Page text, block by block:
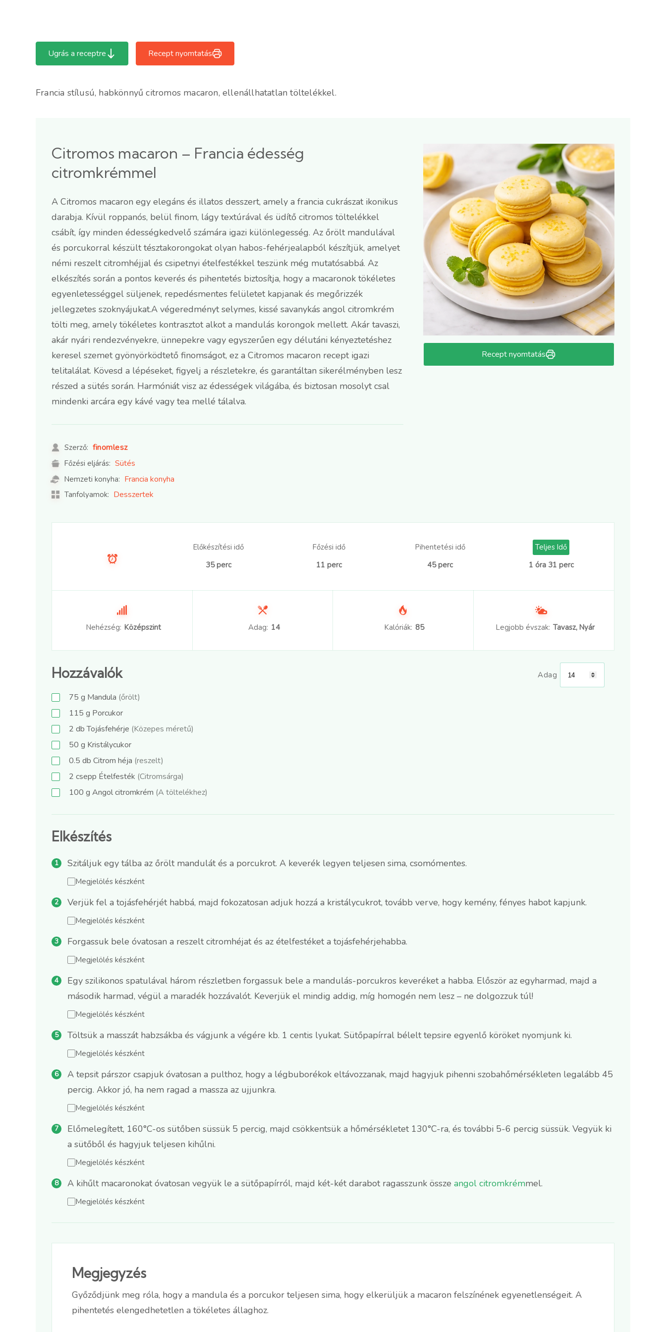
Ugrás a receptre Recept nyomtatás
Francia stílusú, habkönnyű citromos macaron, ellenállhatatlan töltelékkel.
Citromos macaron – Francia édesség
citromkrémmel
A Citromos macaron egy elegáns és illatos desszert, amely a francia cukrászat ikonikus
darabja. Kívül roppanós, belül finom, lágy textúrával és üdítő citromos töltelékkel
csábít, így minden édességkedvelő számára igazi különlegesség. Az őrölt mandulával
és porcukorral készült tésztakorongokat olyan habos-fehérjealapból készítjük, amelyet
némi reszelt citromhéjjal és csipetnyi ételfestékkel teszünk még mutatósabbá. Az
elkészítés során a pontos keverés és pihentetés biztosítja, hogy a macaronok tökéletes
egyenletességgel süljenek, repedésmentes felületet kapjanak és megőrizzék
jellegzetes szoknyájukat.A végeredményt selymes, kissé savanykás angol citromkrém
tölti meg, amely tökéletes kontrasztot alkot a mandulás korongok mellett. Akár tavaszi,
akár nyári rendezvényekre, ünnepekre vagy egyszerűen egy délutáni kényeztetéshez
keresel szemet gyönyörködtető finomságot, ez a Citromos macaron recept igazi
telitalálat. Kövesd a lépéseket, figyelj a részletekre, és garantáltan sikerélményben lesz
részed a sütés során. Harmóniát visz az édességek világába, és biztosan mosolyt csal
mindenki arcára egy kávé vagy tea mellé tálalva.
Szerző: finomlesz
Főzési eljárás: Sütés
Nemzeti konyha: Francia konyha
Tanfolyamok: Desszertek
Recept nyomtatás
Előkészítési idő
35 perc
Főzési idő
11 perc
Pihentetési idő
45 perc
Teljes Idő
1 óra 31 perc
Nehézség: Középszint Adag: 14 Kalóriák: 85 Legjobb évszak: Tavasz, Nyár
Hozzávalók Adag
75 g Mandula (őrölt)
115 g Porcukor
2 dbTojásfehérje (Közepes méretű)
50 g Kristálycukor
0.5 db Citrom héja (reszelt)
2 csepp Ételfesték (Citromsárga)
100 g Angol citromkrém (A töltelékhez)
Elkészítés
Szitáljuk egy tálba az őrölt mandulát és a porcukrot. A keverék legyen teljesen sima, csomómentes.
Megjelölés készként
Verjük fel a tojásfehérjét habbá, majd fokozatosan adjuk hozzá a kristálycukrot, tovább verve, hogy kemény, fényes habot kapjunk.
Megjelölés készként
Forgassuk bele óvatosan a reszelt citromhéjat és az ételfestéket a tojásfehérjehabba.
Megjelölés készként
Egy szilikonos spatulával három részletben forgassuk bele a mandulás-porcukros keveréket a habba. Először az egyharmad, majd a
második harmad, végül a maradék hozzávalót. Keverjük el mindig addig, míg homogén nem lesz – ne dolgozzuk túl!
Megjelölés készként
Töltsük a masszát habzsákba és vágjunk a végére kb. 1 centis lyukat. Sütőpapírral bélelt tepsire egyenlő köröket nyomjunk ki.
Megjelölés készként
A tepsit párszor csapjuk óvatosan a pulthoz, hogy a légbuborékok eltávozzanak, majd hagyjuk pihenni szobahőmérsékleten legalább 45
percig. Akkor jó, ha nem ragad a massza az ujjunkra.
Megjelölés készként
Előmelegített, 160°C-os sütőben süssük 5 percig, majd csökkentsük a hőmérsékletet 130°C-ra, és további 5-6 percig süssük. Vegyük ki
a sütőből és hagyjuk teljesen kihűlni.
Megjelölés készként
A kihűlt macaronokat óvatosan vegyük le a sütőpapírról, majd két-két darabot ragasszunk össze angol citromkrémmel.
Megjelölés készként
Megjegyzés
Győződjünk meg róla, hogy a mandula és a porcukor teljesen sima, hogy elkerüljük a macaron felszínének egyenetlenségeit. A
pihentetés elengedhetetlen a tökéletes állaghoz.